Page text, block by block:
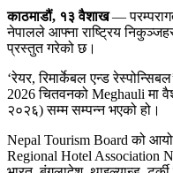
काठमाडौं, १३ वैशाख— परम्परागत
नेपालले आफ्ना राष्ट्रिय
प्रस्तुत गरेको छ।
‘रेयर, रिमार्केबल एन्ड
2026 चितवनको Meghauli मा
२०२६) सम्म सम्पन्न भएको हो।
Nepal Tourism Board को
Regional Hotel Association